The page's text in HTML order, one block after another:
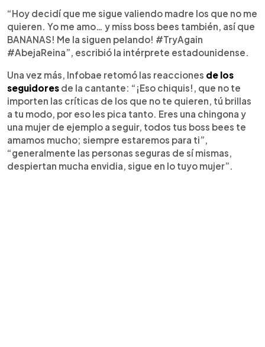
“Hoy decidí que me sigue valiendo madre los que no me
quieren. Yo me amo… y miss boss bees también, así que
BANANAS! Me la siguen pelando! #TryAgain
#AbejaReina”, escribió la intérprete estadounidense.
Una vez más, Infobae retomó las reacciones de los
seguidores de la cantante: “¡Eso chiquis!, que no te
importen las críticas de los que no te quieren, tú brillas
a tu modo, por eso les pica tanto. Eres una chingona y
una mujer de ejemplo a seguir, todos tus boss bees te
amamos mucho; siempre estaremos para ti”,
“generalmente las personas seguras de sí mismas,
despiertan mucha envidia, sigue en lo tuyo mujer”.